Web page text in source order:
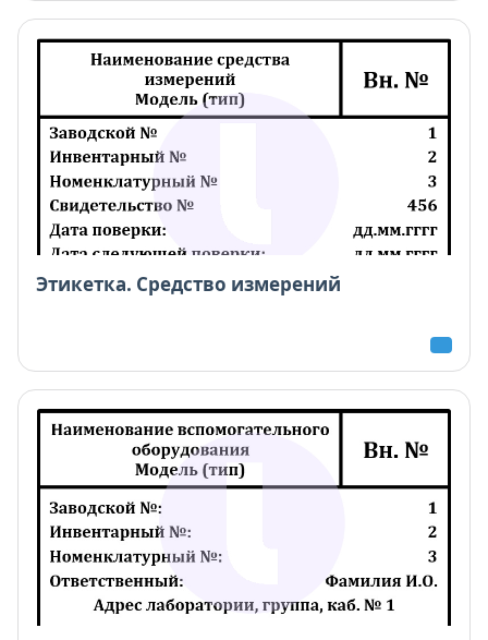
Этикетка. Средство измерений